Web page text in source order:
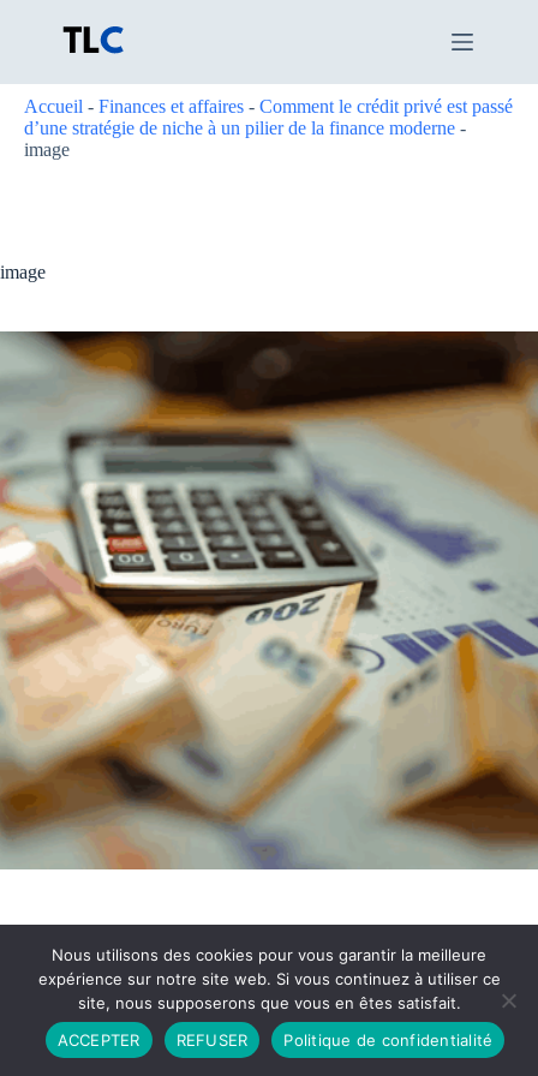
Accueil - Finances et affaires - Comment le crédit privé est passé
d’une stratégie de niche à un pilier de la finance moderne -
image
image
Partenariat Contact
Politique de Confidentialité
CGU
Copyright © 2026 - Propulsé par DIEUDUDIABLE
Nous utilisons des cookies pour vous garantir la meilleure
expérience sur notre site web. Si vous continuez à utiliser ce
site, nous supposerons que vous en êtes satisfait.
ACCEPTER
REFUSER Politique de confidentialité